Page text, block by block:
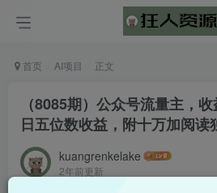
首页 AI项目 正文
（8085期）公众号流量主，
日五位数收益，附十万加阅读
kuangrenkelake
2年前更新